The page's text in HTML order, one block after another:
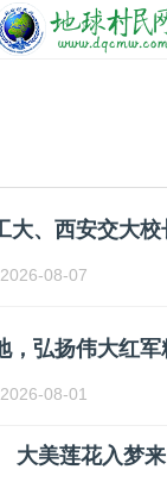
2026-08-07
2026-08-01
大美莲花入梦来